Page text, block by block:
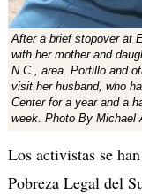
After a brief stopover at
with her mother and
N.C., area. Portillo and
visit her husband, who
Center for a year and a
week. Photo By Michael
Los activistas se
Pobreza Legal del